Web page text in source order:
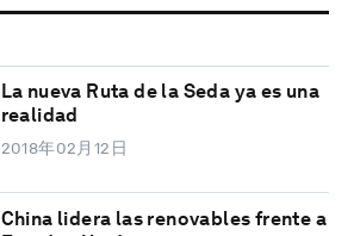
La nueva Ruta de la Seda ya es una
realidad
2018年02月12日
China lidera las renovables frente a